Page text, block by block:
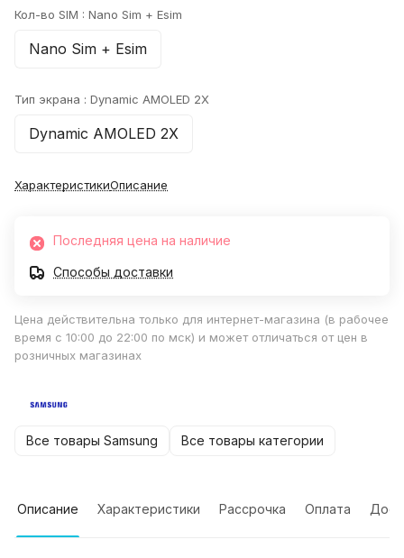
Кол-во SIM : Nano Sim + Esim
Nano Sim + Esim
Тип экрана : Dynamic AMOLED 2X
Dynamic AMOLED 2X
ХарактеристикиОписание
Последняя цена на наличие
Способы доставки
Цена действительна только для интернет-магазина (в рабочее
время с 10:00 до 22:00 по мск) и может отличаться от цен в
розничных магазинах
Все товары Samsung Все товары категории
Описание Характеристики Рассрочка Оплата